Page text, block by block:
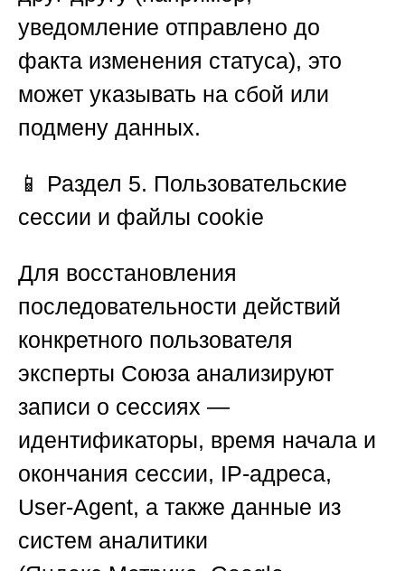
уведомление отправлено до
факта изменения статуса), это
может указывать на сбой или
подмену данных.
📱 Раздел 5. Пользовательские
сессии и файлы cookie
Для восстановления
последовательности действий
конкретного пользователя
эксперты Союза анализируют
записи о сессиях —
идентификаторы, время начала и
окончания сессии, IP-адреса,
User-Agent, а также данные из
систем аналитики